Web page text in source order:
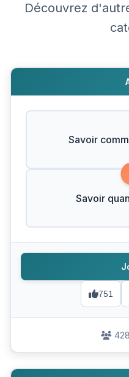
Découvrez
Savoir
Savoir
751